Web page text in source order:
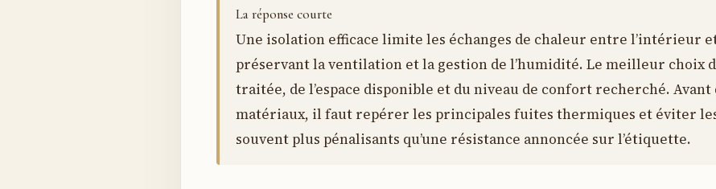
La réponse courte
Une isolation efficace limite les échanges de chaleur entre l’intérieur
préservant la ventilation et la gestion de l’humidité. Le meilleur choix
traitée, de l’espace disponible et du niveau de confort recherché.
matériaux, il faut repérer les principales fuites thermiques et éviter
souvent plus pénalisants qu’une résistance annoncée sur l’étiquette.